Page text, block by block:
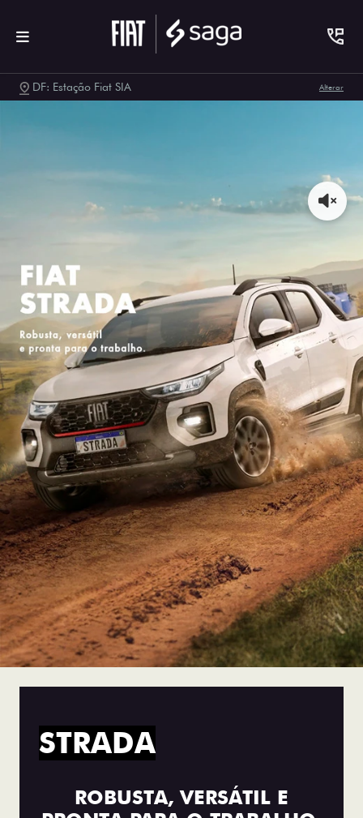
DF: Estação Fiat SIA Alterar
STRADA
ROBUSTA, VERSÁTIL E